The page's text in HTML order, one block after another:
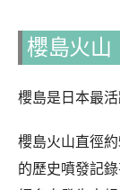
櫻島火山
櫻島是日本最
櫻島火山直徑
的歷史噴發記